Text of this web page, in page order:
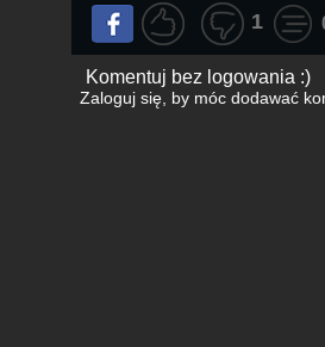
1
Komentuj bez logowania :)
Zaloguj się, by móc dodawać